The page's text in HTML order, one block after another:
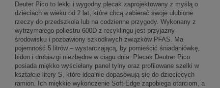
Deuter Pico to lekki i wygodny plecak zaprojektowany z myślą o
dzieciach w wieku od 2 lat, które chcą zabierać swoje ulubione
rzeczy do przedszkola lub na codzienne przygody. Wykonany z
wytrzymałego poliestru 600D z recyklingu jest przyjazny
środowisku i pozbawiony szkodliwych związków PFAS. Ma
pojemność 5 litrów – wystarczającą, by pomieścić śniadaniówkę,
bidon i drobiazgi niezbędne w ciągu dnia. Plecak Deutrer Pico
posiada miękko wyściełany panel tylny oraz profilowane szelki w
kształcie litery S, które idealnie dopasowują się do dziecięcych
ramion. Ich miękkie wykończenie Soft-Edge zapobiega otarciom, a